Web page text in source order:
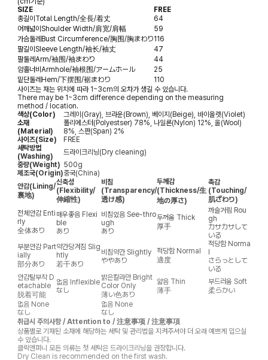
SIZE
FREE
총길이Total Length/全長/着丈
64
어깨넓이Shoulder Width/肩宽/肩幅
59
가슴둘레Bust Circumference/胸围/胸まわり116
팔길이Sleeve Length/袖长/袖丈
47
팔둘레Arm/袖围/袖まわり
44
암홀너비Armhole/袖根围/アームホール
25
밑단둘레Hem/下摆围/裾まわり
110
사이즈는 재는 위치에 따라 1~3cm의 오차가 생길 수 있습니다.
There may be 1~3cm difference depending on the measuring
method / location.
색상(Color)
그레이(Gray), 브라운(Brown), 베이지(Beige), 바이올렛(Violet)
소재
(Material)
폴리에스터(Polyestser) 78%, 나일론(Nylon) 12%, 울(Wool)
8%, 스판(Span) 2%
사이즈(Size)
FREE
세탁방법
(Washing)
드라이크리닝(Dry cleaning)
중량(Weight) 500g
제조국(Origin)중국(China)
안감(Lining/
裏地)
신축성
(Flexibility/
伸縮性)
비침
(Transparency/
透け感)
두께감
(Thickness/生
地の厚さ)
촉감
(Touching/
肌ざわり)
전체안감 Enti
rly
全体あり
매우좋음 Flexi
ble
あり
비침있음 See-thro
ugh
あり
두꺼움 Thick
厚手
까슬거림 Rou
gh
カサカサして
いる
부분안감 Part
ially
部分あり
약간당겨짐 Slig
htly
若干あり
비침약간 Slightly
ややあり
적당함 Normal
適度
적당함 Norma
l
さらっとして
いる
안감탈부착 D
etachable
脱着可能
없음 Inflexible
なし
밝은칼라만 Bright
Color Only
薄い色あり
얇음 Thin
薄手
부드러움 Soft
柔らかい
없음 None
なし
없음 None
なし
취급시 주의사항 / Attention to / 注意事项 / 注意事項
상품별로 기재된 소재에 해당하는 세탁 및 관리법을 지켜주셔야 더 오래 예쁘게 입으실
수 있습니다.
클릭앤퍼니 모든 의류는 첫 세탁은 드라이크리닝을 권장합니다.
Dry Clean is recommended on the first wash.